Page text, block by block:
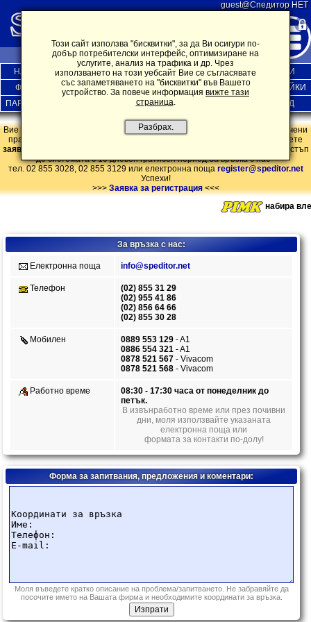
guest@Спедитор НЕТ
Този сайт използва "бисквитки", за да Ви осигури по-
добър потребителски интерфейс, оптимизиране на
услугите, анализ на трафика и др. Чрез
използването на този уебсайт Вие се съгласявате
със запаметяването на "бисквитки" във Вашето
устройство. За повече информация вижте тази
страница.
Разбрах.
НАЧАЛО ПОЩА БОРСА ДИСКУСИИ
ОБЯВИ
ФИРМИ
НОВИНИ ПЕРСОНАЛНИ ИНФ.ДЪРЖАВИ
НАСТРОЙКИ
ПАРТНЬОРИ
АБОНАМЕНТ ИЗХОД
Вие сте влезли в системата нa SPEDITOR.NET като гост и имате ограничени
права! Ако предлаганата услуга представлява интерес за Вас, попълнете
заявката за регистрация
. Регистрирайки се може да получите пълен достъп
до системата с 10 дневен гратисен период.За връзка с нас -
тел. 02 855 3028, 02 855 3129или електронна поща register@speditor.net
Успехи!
>>>Заявка за регистрация<<<
набира
За връзка с нас:
Eлeктронна поща info@speditor.net
Телефон
(02) 855 31 29
(02) 955 41 86
(02) 856 64 66
(02) 855 30 28
Мобилен 0889 553 129 - A1
0886 554 321 - A1
0878 521 567 - Vivacom
0878 521 568 - Vivacom
Работно време
08:30 - 17:30 часа от понеделник до
петък.
В извънработно време или през почивни
дни, моля използвайте указаната
електронна поща или
формата за контакти по-долу!
Форма за запитвания, предложения и коментари:
Моля въведете кратко описание на проблема/запитването. Не забравяйте да
посочите името на Вашата фирма и необходимите координати за връзка.